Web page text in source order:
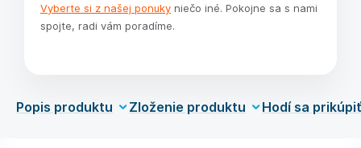
Vyberte si z našej ponuky niečo iné. Pokojne sa s nami
spojte, radi vám poradíme.
Popis produktu Zloženie produktu Hodí sa prikúpiť